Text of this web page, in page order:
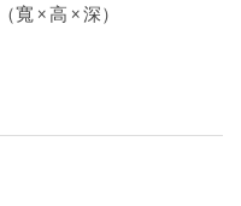
寬 × 高 × 深）